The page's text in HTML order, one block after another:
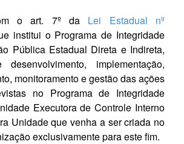
o art. 7º da Lei Estadual nº
institui o Programa de Integridade
Pública Estadual Direta e Indireta,
implementação,
monitoramento e gestão das ações
no Programa de Integridade
Executora de Controle Interno
Unidade que venha a ser criada no
exclusivamente para este fim.